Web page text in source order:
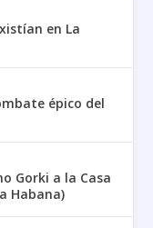
en La
épico del
Gorki a la Casa
Habana)